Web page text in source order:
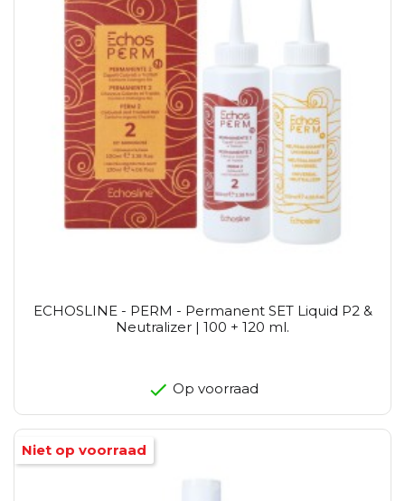
ECHOSLINE - PERM - Permanent SET Liquid P2 &
Neutralizer | 100 + 120 ml.
Op voorraad
Niet op voorraad